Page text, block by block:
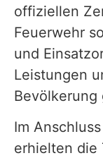
offiziellen
Feuerwehr
und
Leistungen
Bevölkerung
Im
erhielten die